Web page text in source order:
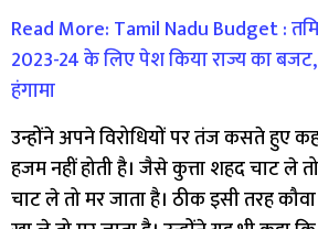
Read More: Tamil Nadu Budget :
2023-24 के लिए पेश किया राज्य का
हंगामा
उन्होंने अपने विरोधियों पर तंज कसते हुए
हजम नहीं होती है। जैसे कुत्ता शहद चाट ले तो
चाट ले तो मर जाता है। ठीक इसी तरह